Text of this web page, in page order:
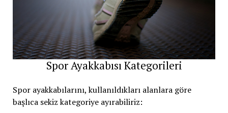
Spor Ayakkabısı Kategorileri
Spor ayakkabılarını, kullanıldıkları alanlara göre
başlıca sekiz kategoriye ayırabiliriz: